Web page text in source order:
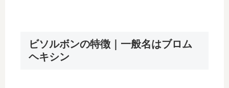
ビソルボンの特徴｜一般名はブロム
ヘキシン